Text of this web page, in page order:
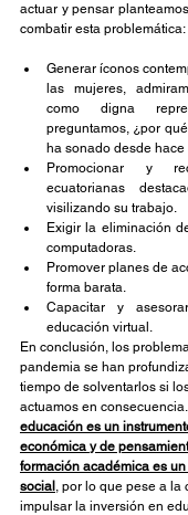
actuar y pensar
combatir esta problemática:
Generar íconos
las mujeres,
como digna
preguntamos, ¿por
ha sonado desde
Promocionar y
ecuatorianas
visilizando su trabajo.
Exigir la eliminación
computadoras.
Promover planes de
forma barata.
Capacitar y
educación virtual.
En conclusión, los
pandemia se han
tiempo de solventarlos si
actuamos en consecuencia.
educación es un
económica y de
formación académica es
social , por lo que pese a
impulsar la inversión en